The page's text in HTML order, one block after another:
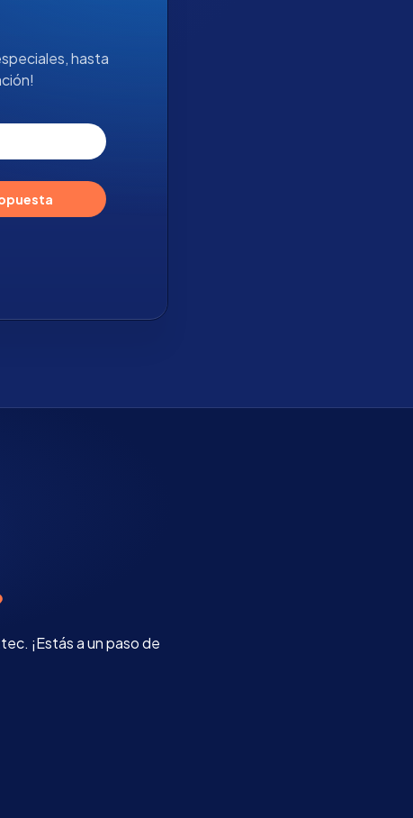
hasta
¡Estás a un paso de